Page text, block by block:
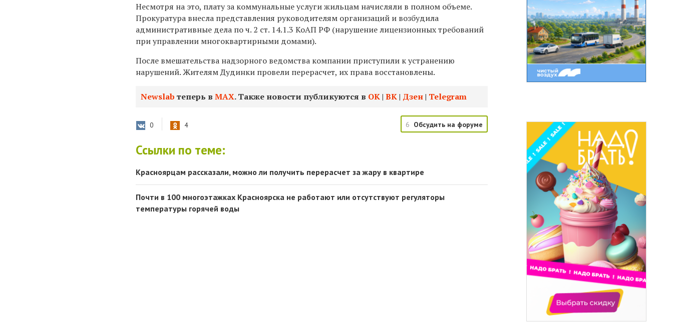
Несмотря на это, плату за коммунальные услуги жильцам начисляли в полном объеме.
Прокуратура внесла представления руководителям организаций и возбудила
административные дела по ч. 2 ст. 14.1.3 КоАП РФ (нарушение лицензионных требований
при управлении многоквартирными домами).
После вмешательства надзорного ведомства компании приступили к устранению
нарушений. Жителям Дудинки провели перерасчет, их права восстановлены.
Newslab теперь вМАХ. Также новости публикуются в ОК| ВК| Дзен| Telegram
0 4 6 Обсудить на форуме
Ссылки по теме:
Красноярцам рассказали, можно ли получить перерасчет за жару в квартире
Почти в 100 многоэтажках Красноярска не работают или отсутствуют регуляторы
температуры горячей воды